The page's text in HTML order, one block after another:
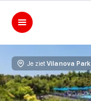
Je ziet Vilanova Park